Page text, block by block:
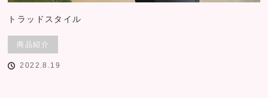
トラッドスタイル
商品紹介
2022.8.19